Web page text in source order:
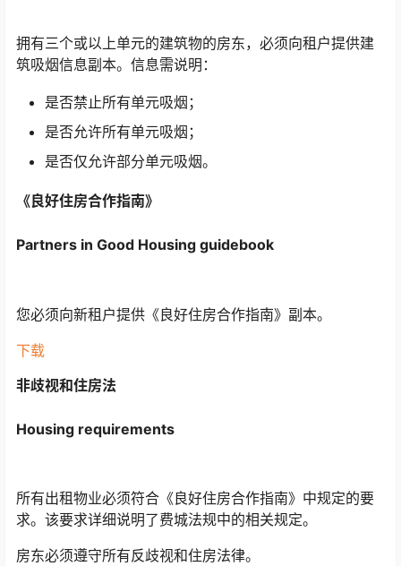
拥有三个或以上单元的建筑物的房东，必须向租户提供建
筑吸烟信息副本。信息需说明：
是否禁止所有单元吸烟；
是否允许所有单元吸烟；
是否仅允许部分单元吸烟。
《良好住房合作指南》
Partners in Good Housing guidebook
您必须向新租户提供《良好住房合作指南》副本。
下载
非歧视和住房法
Housing requirements
所有出租物业必须符合《良好住房合作指南》中规定的要
求。该要求详细说明了费城法规中的相关规定。
房东必须遵守所有反歧视和住房法律。